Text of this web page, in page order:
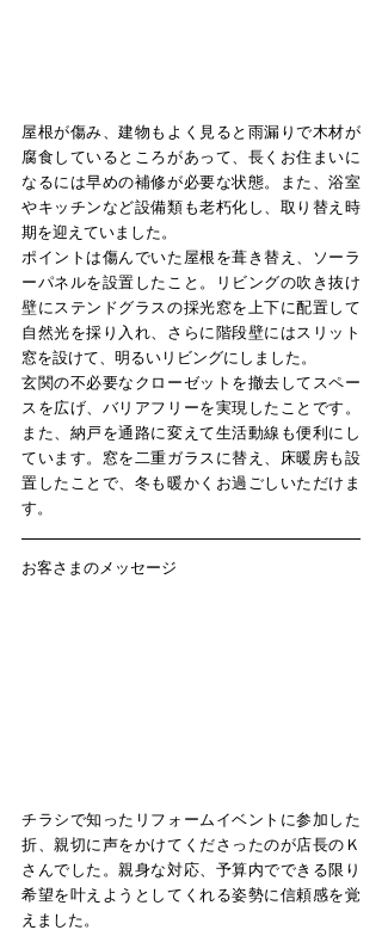
屋根が傷み、建物もよく見ると雨漏りで木材が
腐食しているところがあって、長くお住まいに
なるには早めの補修が必要な状態。また、浴室
やキッチンなど設備類も老朽化し、取り替え時
期を迎えていました。
ポイントは傷んでいた屋根を葺き替え、ソーラ
ーパネルを設置したこと。リビングの吹き抜け
壁にステンドグラスの採光窓を上下に配置して
自然光を採り入れ、さらに階段壁にはスリット
窓を設けて、明るいリビングにしました。
玄関の不必要なクローゼットを撤去してスペー
スを広げ、バリアフリーを実現したことです。
また、納戸を通路に変えて生活動線も便利にし
ています。窓を二重ガラスに替え、床暖房も設
置したことで、冬も暖かくお過ごしいただけま
す。
お客さまのメッセージ​
チラシで知ったリフォームイベントに参加した
折、親切に声をかけてくださったのが店長のＫ
さんでした。親身な対応、予算内でできる限り
希望を叶えようとしてくれる姿勢に信頼感を覚
えました。